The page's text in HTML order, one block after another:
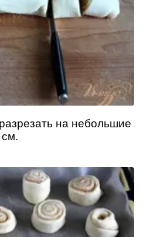
на небольшие